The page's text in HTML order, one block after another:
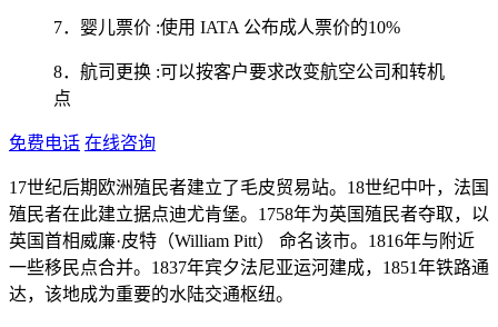
7．婴儿票价 :使用 IATA 公布成人票价的10%
8．航司更换 :可以按客户要求改变航空公司和转机
点
免费电话 在线咨询
17世纪后期欧洲殖民者建立了毛皮贸易站。18世纪中叶，法国
殖民者在此建立据点迪尤肯堡。1758年为英国殖民者夺取，以
英国首相威廉·皮特（William Pitt） 命名该市。1816年与附近
一些移民点合并。1837年宾夕法尼亚运河建成，1851年铁路通
达，该地成为重要的水陆交通枢纽。